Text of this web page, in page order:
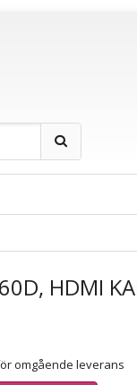
HDMI
omgående leverans